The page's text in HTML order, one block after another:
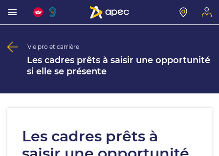
Vie pro et carrière
Les cadres prêts à saisir une opportunité
si elle se présente
Les cadres prêts à